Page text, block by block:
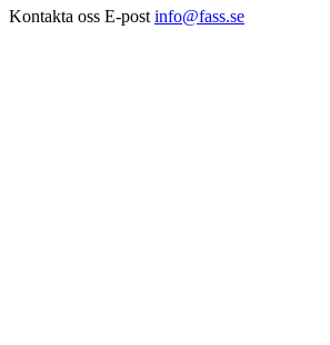
Kontakta oss E-post info@fass.se